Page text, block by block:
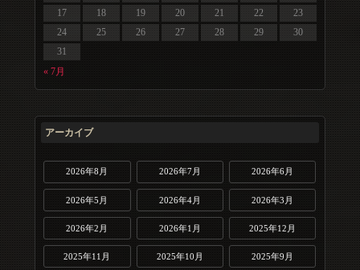
« 7月
17
18 19 20 21 22
23
24
25 26 27 28 29
30
31
アーカイブ
2026年8月 2026年7月 2026年6月
2026年5月 2026年4月 2026年3月
2026年2月 2026年1月 2025年12月
2025年11月 2025年10月 2025年9月